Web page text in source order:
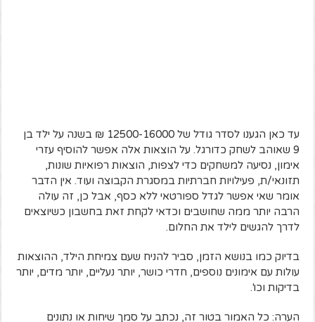
עד כאן הגענו לסדר גודל של 12500-16000 ₪ בשנה על ילד בן
9 שאוהב לשחק כדורגל. על הוצאות אלה אפשר להוסיף עזרי
אימון, נסיעה למשחקים כדי לצפות, הוצאות רפואיות שונות,
תזונאי/ת, פעילויות חברתיות במסגרת הקבוצה ועוד. אין הדבר
אומר שאי אפשר לגדל ספורטאי ללא כסף, אבל כן, זה עולה
הרבה יותר ממה שחושבים וכדאי לקחת זאת בחשבון כשיוצאים
לדרך להגשים לילד את החלום.
בדיוק כמו בנושא הזמן, סביר להניח שעם צמיחת הילד, ההוצאות
עולות עם אימונים נוספים, חדרי כושר, יותר נעליים, יותר מדים, יותר
בדיקות וכו'.
הערה: כל האמור בטור זה, נכתב על סמך שיחות או נתונים